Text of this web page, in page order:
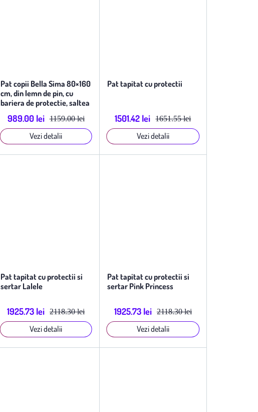
Pat copii Bella Sima 80×160
cm, din lemn de pin, cu
bariera de protectie, saltea
inclusa, Gri
1159.00 lei
989.00 lei
Vezi detalii
Pat tapitat cu protectii
1651.55 lei
1501.42 lei
Vezi detalii
Pat tapitat cu protectii si
sertar Lalele
2118.30 lei
1925.73 lei
Vezi detalii
Pat tapitat cu protectii si
sertar Pink Princess
2118.30 lei
1925.73 lei
Vezi detalii